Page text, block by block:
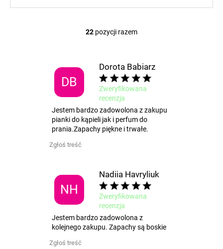
K
t
r
o
l
k
i
l
t
y
22 pozycji razem
DB
Dorota Babiarz
Zweryfikowana
recenzja
Jestem bardzo zadowolona z zakupu
pianki do kąpieli jak i perfum do
prania.Zapachy piękne i trwałe.
Zgłoś treść
NH
Nadiia Havryliuk
Zweryfikowana
recenzja
Jestem bardzo zadowolona z
kolejnego zakupu. Zapachy są boskie
Zgłoś treść